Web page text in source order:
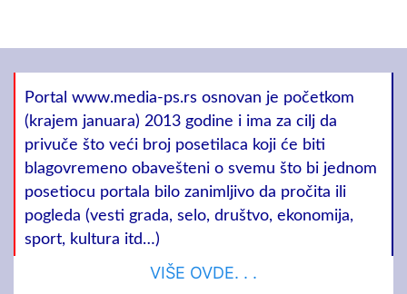
Portal www.media-ps.rs osnovan je početkom
(krajem januara) 2013 godine i ima za cilj da
privuče što veći broj posetilaca koji će biti
blagovremeno obavešteni o svemu što bi jednom
posetiocu portala bilo zanimljivo da pročita ili
pogleda (vesti grada, selo, društvo, ekonomija,
sport, kultura itd…)
VIŠE OVDE. . .